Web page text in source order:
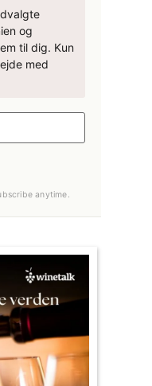
og
til dig. Kun
med
anytime.